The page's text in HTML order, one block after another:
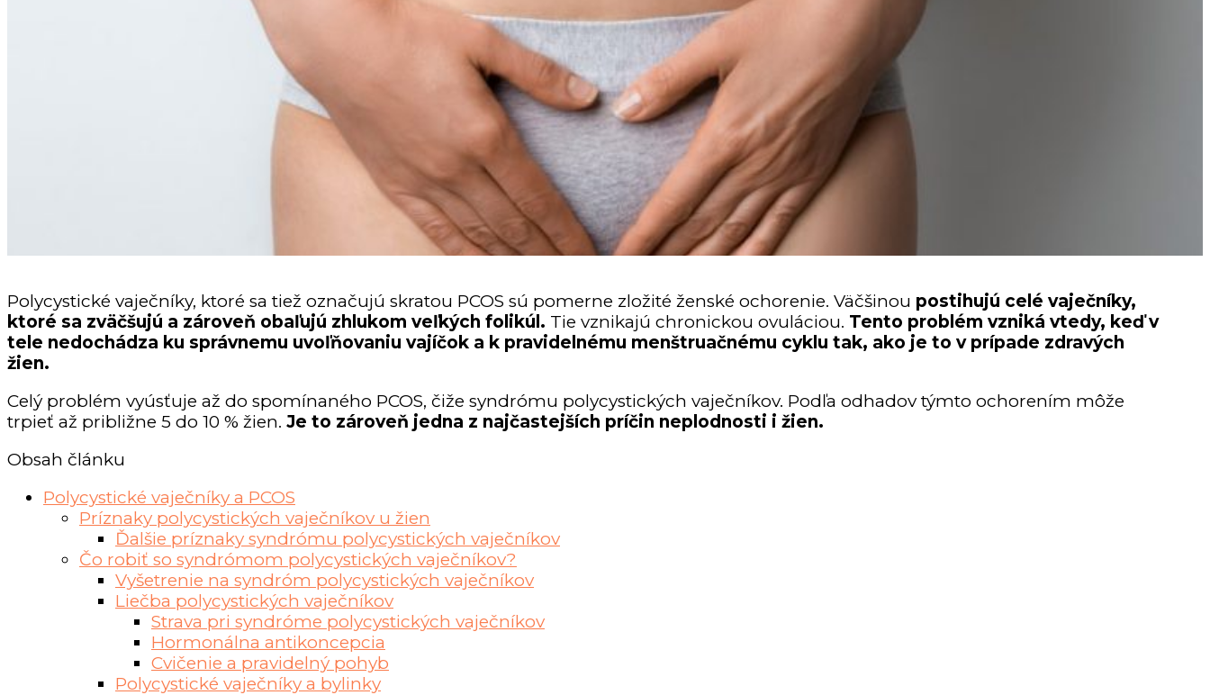
Polycystické vaječníky, ktoré sa tiež označujú skratou PCOS sú pomerne zložité ženské ochorenie. Väčšinou postihujú celé vaječníky,
ktoré sa zväčšujú a zároveň obaľujú zhlukom veľkých folikúl. Tie vznikajú chronickou ovuláciou. Tento problém vzniká vtedy, keď v
tele nedochádza ku správnemu uvoľňovaniu vajíčok a k pravidelnému menštruačnému cyklu tak, ako je to v prípade zdravých
žien.
Celý problém vyúsťuje až do spomínaného PCOS, čiže syndrómu polycystických vaječníkov. Podľa odhadov týmto ochorením môže
trpieť až približne 5 do 10 % žien. Je to zároveň jedna z najčastejších príčin neplodnosti i žien.
Obsah článku
Polycystické vaječníky a PCOS
Príznaky polycystických vaječníkov u žien
Ďalšie príznaky syndrómu polycystických vaječníkov
Čo robiť so syndrómom polycystických vaječníkov?
Vyšetrenie na syndróm polycystických vaječníkov
Liečba polycystických vaječníkov
Strava pri syndróme polycystických vaječníkov
Hormonálna antikoncepcia
Cvičenie a pravidelný pohyb
Polycystické vaječníky a bylinky